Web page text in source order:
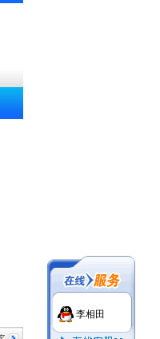
李相田